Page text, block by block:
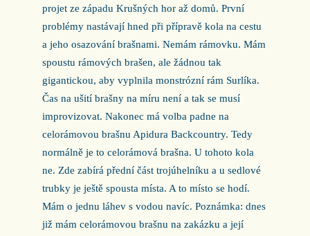
projet ze západu Krušných hor až domů. První
problémy nastávají hned při přípravě kola na cestu
a jeho osazování brašnami. Nemám rámovku. Mám
spoustu rámových brašen, ale žádnou tak
gigantickou, aby vyplnila monstrózní rám Surlíka.
Čas na ušití brašny na míru není a tak se musí
improvizovat. Nakonec má volba padne na
celorámovou brašnu Apidura Backcountry. Tedy
normálně je to celorámová brašna. U tohoto kola
ne. Zde zabírá přední část trojúhelníku a u sedlové
trubky je ještě spousta místa. A to místo se hodí.
Mám o jednu láhev s vodou navíc. Poznámka: dnes
již mám celorámovou brašnu na zakázku a její